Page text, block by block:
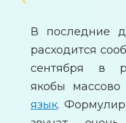
В последние
расходится
сентября в
якобы массово
язык.